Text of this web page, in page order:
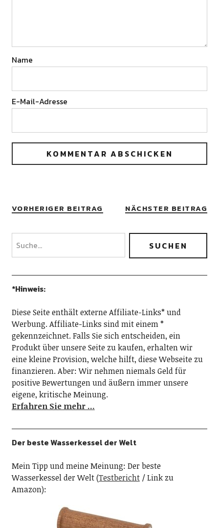
Name
E-Mail-Adresse
VORHERIGER BEITRAG NÄCHSTER BEITRAG
*Hinweis:
Diese Seite enthält externe Affiliate-Links* und
Werbung. Affiliate-Links sind mit einem *
gekennzeichnet. Falls Sie sich entscheiden, ein
Produkt über unsere Seite zu kaufen, erhalten wir
eine kleine Provision, welche hilft, diese Webseite zu
finanzieren. Aber: Wir nehmen niemals Geld für
positive Bewertungen und äußern immer unsere
eigene, kritische Meinung.
Erfahren Sie mehr …
Der beste Wasserkessel der Welt
Mein Tipp und meine Meinung: Der beste
Wasserkessel der Welt (Testbericht/ Link zu
Amazon):